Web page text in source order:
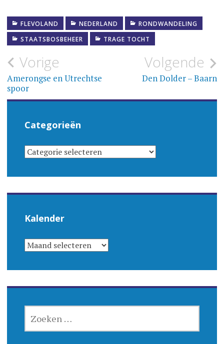
FLEVOLAND NEDERLAND
RONDWANDELING
STAATSBOSBEHEER
TRAGE TOCHT
Bericht
navigatie
Vorige
Amerongse en Utrechtse
spoor
Volgende
Den Dolder – Baarn
Categorieën
CATEGORIEËN
Kalender
KALENDER
NAAR: